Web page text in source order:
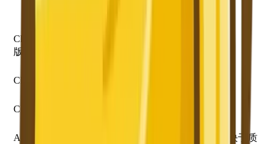
ChatGPT 免费
版
ChatGPT Plus
ChatGPT Pro
API（GPT
约$0.02-0.19/张，取决于质